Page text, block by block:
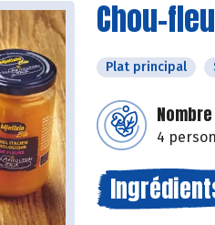
Chou-
Plat principal
4